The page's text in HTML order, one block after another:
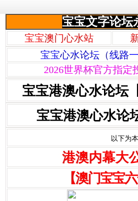
宝宝文字论坛
宝宝澳门心水站
宝宝心水论坛（线路
2026世界杯官方指定
宝宝港澳心水论坛
宝宝港澳心水论
以下为
港澳内幕大
【澳门宝宝